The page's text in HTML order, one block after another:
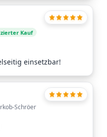
Kauf
einsetzbar!
Schröer